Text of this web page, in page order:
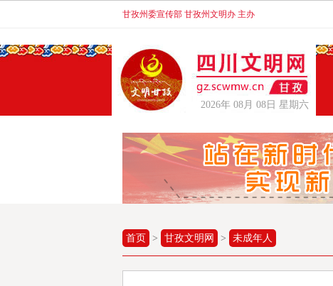
甘孜州委宣传部 甘孜州文明办 主办
2026年 08月 08日 星期六
首页 > 甘孜文明网 > 未成年人